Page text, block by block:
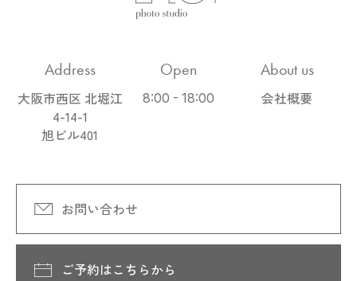
Address
大阪市西区 北堀江
4-14-1
旭ビル401
Open
8:00 - 18:00
About us
会社概要
お問い合わせ
ご予約はこちらから